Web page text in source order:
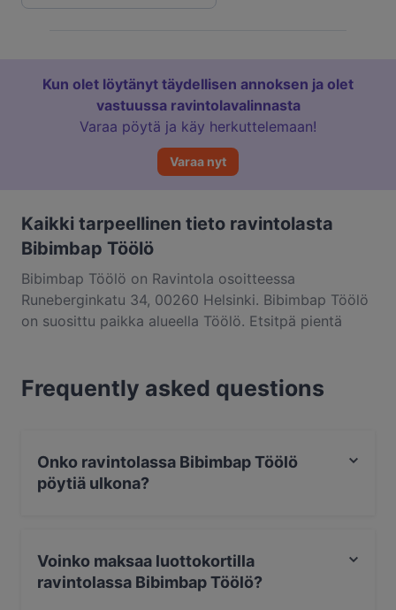
Kun olet löytänyt täydellisen annoksen ja olet
vastuussa ravintolavalinnasta
Varaa pöytä ja käy herkuttelemaan!
Varaa nyt
Kaikki tarpeellinen tieto ravintolasta
Bibimbap Töölö
Bibimbap Töölö on Ravintola osoitteessa
Runeberginkatu 34, 00260 Helsinki. Bibimbap Töölö
on suosittu paikka alueella Töölö. Etsitpä pientä
annoksiin ja kokea autenttinen korealainen ruoka
kaupungissa Helsinki.
Frequently asked questions
Onko ravintolassa Bibimbap Töölö
pöytiä ulkona?
Voinko maksaa luottokortilla
ravintolassa Bibimbap Töölö?